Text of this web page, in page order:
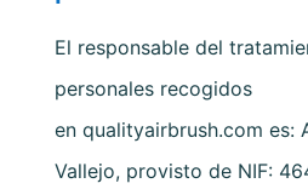
El responsable del
personales recogidos
en qualityairbrush.com es:
Vallejo, provisto de NIF: